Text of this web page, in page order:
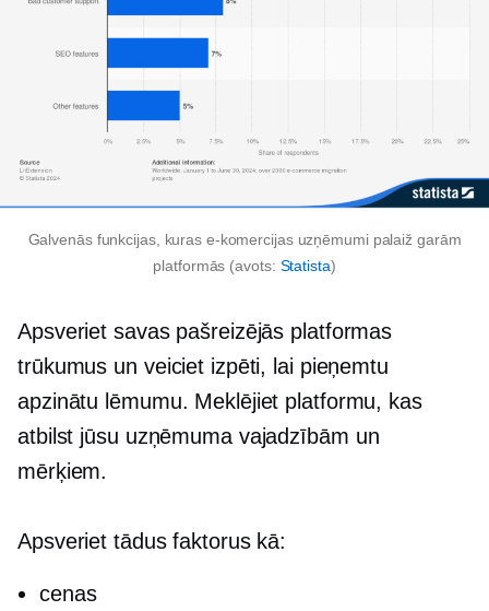
Galvenās funkcijas, kuras e-komercijas uzņēmumi palaiž garām
platformās (avots: Statista)
Apsveriet savas pašreizējās platformas
trūkumus un veiciet izpēti, lai pieņemtu
apzinātu lēmumu. Meklējiet platformu, kas
atbilst jūsu uzņēmuma vajadzībām un
mērķiem.
Apsveriet tādus faktorus kā:
cenas